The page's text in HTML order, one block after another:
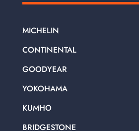
MICHELIN
CONTINENTAL
GOODYEAR
YOKOHAMA
KUMHO
BRIDGESTONE